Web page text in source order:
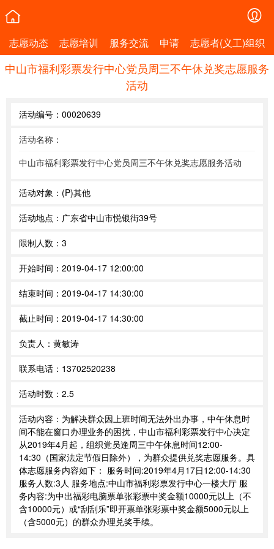
志愿动态 志愿培训 服务交流 申请 志愿者(义工)组织
中山市福利彩票发行中心党员周三不午休兑奖志愿服务
活动
活动编号： 00020639
活动名称：
中山市福利彩票发行中心党员周三不午休兑奖志愿服务活动
活动对象： (P)其他
活动地点： 广东省中山市悦银街39号
限制人数： 3
开始时间： 2019-04-17 12:00:00
结束时间： 2019-04-17 14:30:00
截止时间： 2019-04-17 14:30:00
负责人： 黄敏涛
联系电话： 13702520238
活动时数： 2.5
活动内容： 为解决群众因上班时间无法外出办事，中午休息时
间不能在窗口办理业务的困扰，中山市福利彩票发行中心决定
从2019年4月起，组织党员逢周三中午休息时间12:00-
14:30（国家法定节假日除外），为群众提供兑奖志愿服务。具
体志愿服务内容如下： 服务时间:2019年4月17日12:00-14:30
服务人数:3人 服务地点:中山市福利彩票发行中心一楼大厅 服
务内容:为中出福彩电脑票单张彩票中奖金额10000元以上（不
含10000元）或“刮刮乐”即开票单张彩票中奖金额5000元以上
（含5000元）的群众办理兑奖手续。